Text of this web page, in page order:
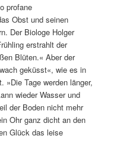
profane
Obst und seinen
Der Biologe Holger
erstrahlt der
Blüten.« Aber der
geküsst«, wie es in
»Die Tage werden länger,
wieder Wasser und
der Boden nicht mehr
Ohr ganz dicht an den
Glück das leise